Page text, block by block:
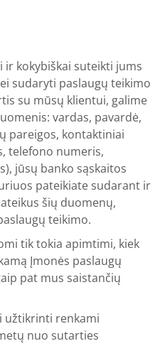
ir kokybiškai suteikti jums
sudaryti paslaugų teikimo
su mūsų klientui, galime
vardas, pavardė,
pareigos, kontaktiniai
telefono numeris,
jūsų banko sąskaitos
pateikiate sudarant ir
šių duomenų,
teikimo.
tik tokia apimtimi, kiek
Įmonės paslaugų
pat mus saistančių
užtikrinti renkami
nuo sutarties